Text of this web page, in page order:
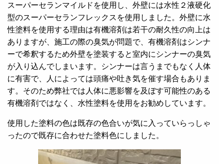
スーパーセランマイルドを使用し、外壁には水性２液硬化
型のスーパーセランフレックスを使用しました。外壁に水
性塗料を使用する理由は有機溶剤は若干の耐久性の向上は
ありますが、施工の際の臭気が問題で、有機溶剤はシンナ
ーで希釈するため外壁を塗装すると室内にシンナーの臭気
が入り込んでしまいます。シンナーは言うまでもなく人体
に有害で、人によっては頭痛や吐き気を催す場合もありま
す。そのため弊社では人体に悪影響を及ぼす可能性のある
有機溶剤ではなく、水性塗料を使用をお勧めしています。
使用した塗料の色は既存の色合いが気に入っていらっしゃ
ったので既存に合わせた塗料色にしました。